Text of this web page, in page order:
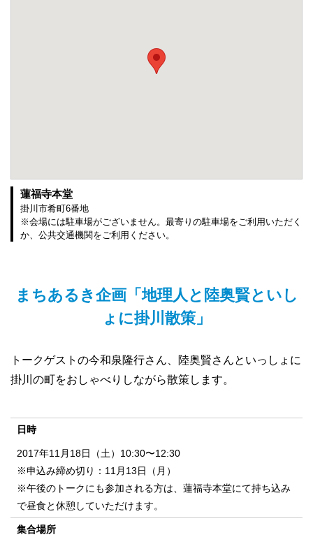
蓮福寺本堂
掛川市肴町6番地
※会場には駐車場がございません。最寄りの駐車場をご利用いただく
か、公共交通機関をご利用ください。
まちあるき企画「地理人と陸奥賢といし
ょに掛川散策」
トークゲストの今和泉隆行さん、陸奥賢さんといっしょに
掛川の町をおしゃべりしながら散策します。
日時
2017年11月18日（土）10:30〜12:30
※申込み締め切り：11月13日（月）
※午後のトークにも参加される方は、蓮福寺本堂にて持ち込み
で昼食と休憩していただけます。
集合場所